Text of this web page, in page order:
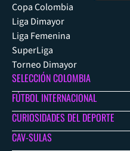
Copa Colombia
Liga Dimayor
Liga Femenina
SuperLiga
Torneo Dimayor
SELECCIÓN COLOMBIA
FÚTBOL INTERNACIONAL
CURIOSIDADES DEL DEPORTE
CAV-SULAS